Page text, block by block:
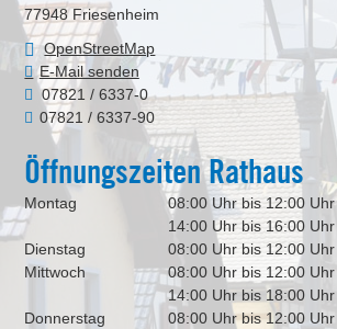
77948 Friesenheim
OpenStreetMap
E-Mail senden
07821 / 6337-0
07821 / 6337-90
Öffnungszeiten Rathaus
Montag
08:00 Uhr bis 12:00 Uhr
14:00 Uhr bis 16:00 Uhr
Dienstag
08:00 Uhr bis 12:00 Uhr
Mittwoch
08:00 Uhr bis 12:00 Uhr
14:00 Uhr bis 18:00 Uhr
Donnerstag
08:00 Uhr bis 12:00 Uhr